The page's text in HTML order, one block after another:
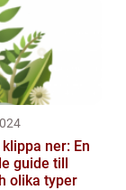
ner: En
guide till
olika typer